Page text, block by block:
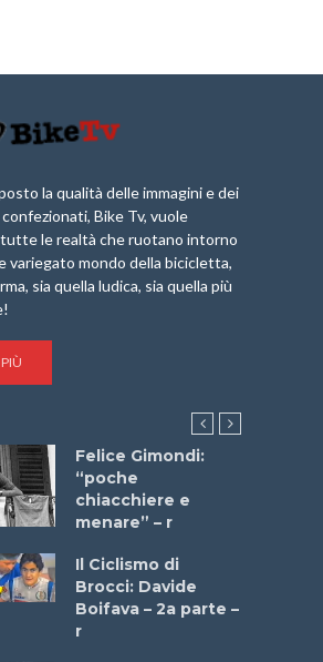
la qualità delle immagini e dei
Bike Tv, vuole
tutte le realtà che ruotano intorno
variegato mondo della bicicletta,
sia quella ludica, sia quella più
Felice Gimondi:
“poche
chiacchiere e
menare” – r
Il Ciclismo di
Brocci: Davide
Boifava – 2a parte –
r